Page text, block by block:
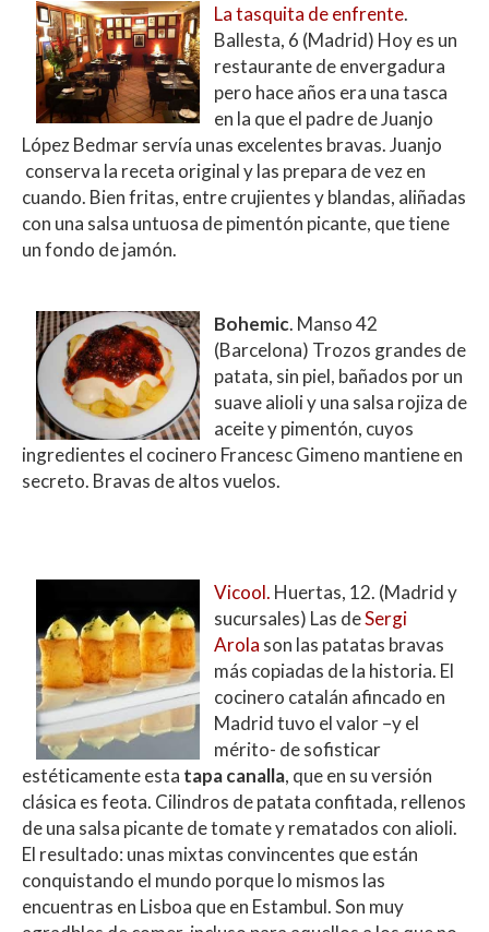
La tasquita de enfrente.
Ballesta, 6 (Madrid) Hoy es un
restaurante de envergadura
pero hace años era una tasca
en la que el padre de Juanjo
López Bedmar servía unas excelentes bravas. Juanjo
conserva la receta original y las prepara de vez en
cuando. Bien fritas, entre crujientes y blandas, aliñadas
con una salsa untuosa de pimentón picante, que tiene
un fondo de jamón.
Bohemic. Manso 42
(Barcelona) Trozos grandes de
patata, sin piel, bañados por un
suave alioli y una salsa rojiza de
aceite y pimentón, cuyos
ingredientes el cocinero Francesc Gimeno mantiene en
secreto. Bravas de altos vuelos.​
Vicool. Huertas, 12. (Madrid y
sucursales) Las deSergi
Arola son las patatas bravas
más copiadas de la historia. El
cocinero catalán afincado en
Madrid tuvo el valor –y el
mérito- de sofisticar
estéticamente esta tapa canalla, que en su versión
clásica es feota. Cilindros de patata confitada, rellenos
de una salsa picante de tomate y rematados con alioli.
El resultado: unas mixtas convincentes que están
conquistando el mundo porque lo mismos las
encuentras en Lisboa que en Estambul. Son muy